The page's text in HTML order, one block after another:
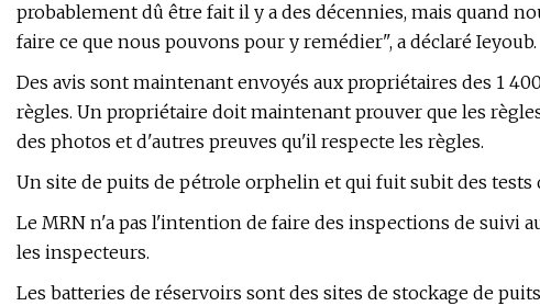
probablement dû être fait il y a des décennies, mais quand
faire ce que nous pouvons pour y remédier", a déclaré Ieyoub.
Des avis sont maintenant envoyés aux propriétaires des 1
règles. Un propriétaire doit maintenant prouver que les
des photos et d'autres preuves qu'il respecte les règles.
Un site de puits de pétrole orphelin et qui fuit subit des tests
Le MRN n'a pas l'intention de faire des inspections de suivi
les inspecteurs.
Les batteries de réservoirs sont des sites de stockage de